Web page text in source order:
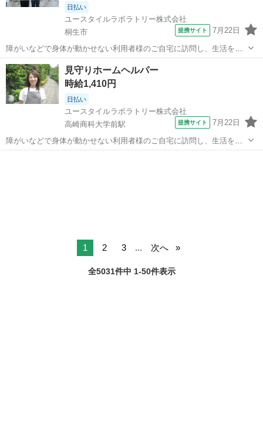
日払い
ユースタイルラボラトリー株式会社
桐生市
提携サイト 7月22日
障がいなどで身体が動かせない利用者様のご自宅に訪問し、生活を支
える重度訪問介護のお仕事です。 ※1対1で誠実に向き合える方を募集
【仕事内容】 見守りや日常生活のお手伝いが中心ですが、利用者様の
生活を支える大切なポジション...
群馬 桐生市 介護
見守りホームヘルパー
時給1,410円
日払い
ユースタイルラボラトリー株式会社
高崎商科大学前駅
提携サイト 7月22日
障がいなどで身体が動かせない利用者様のご自宅に訪問し、生活を支
える重度訪問介護のお仕事です。 ※1対1で誠実に向き合える方を募集
1 2 3 ... 次へ
全5031件中 1-50件表示